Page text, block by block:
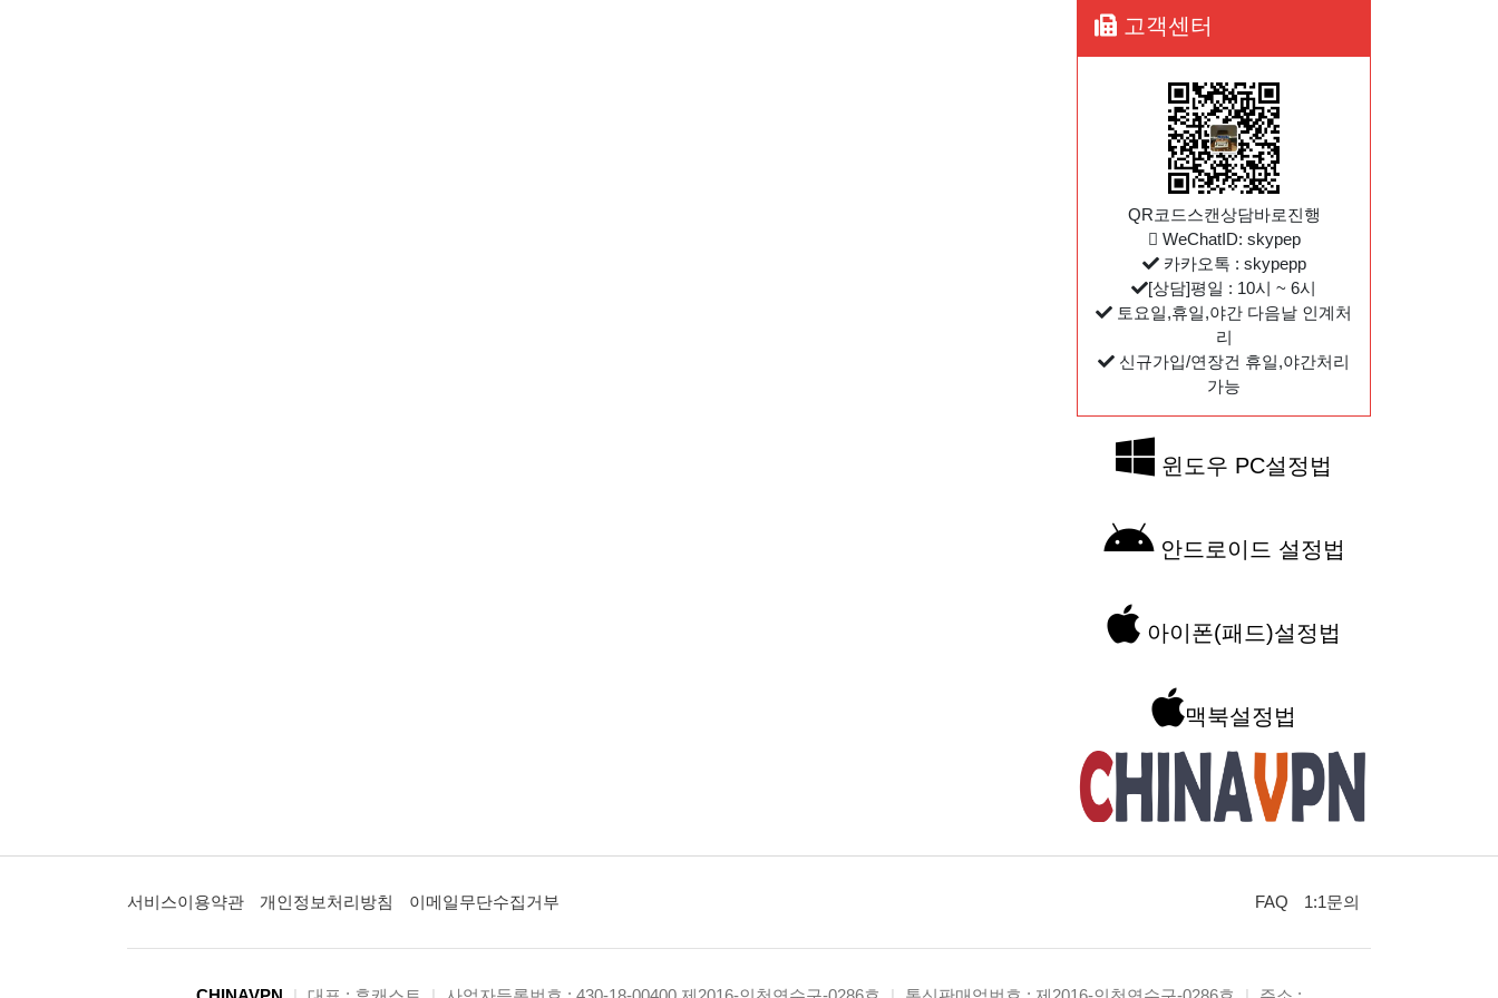
고객센터
QR코드스캔상담바로진행
WeChatID: skypep
카카오톡 : skypepp
[상담]평일 : 10시 ~ 6시
토요일,휴일,야간 다음날 인계처
리
신규가입/연장건 휴일,야간처리
가능
윈도우 PC설정법
안드로이드 설정법
아이폰(패드)설정법
맥북설정법
서비스이용약관 개인정보처리방침 이메일무단수집거부 FAQ 1:1문의